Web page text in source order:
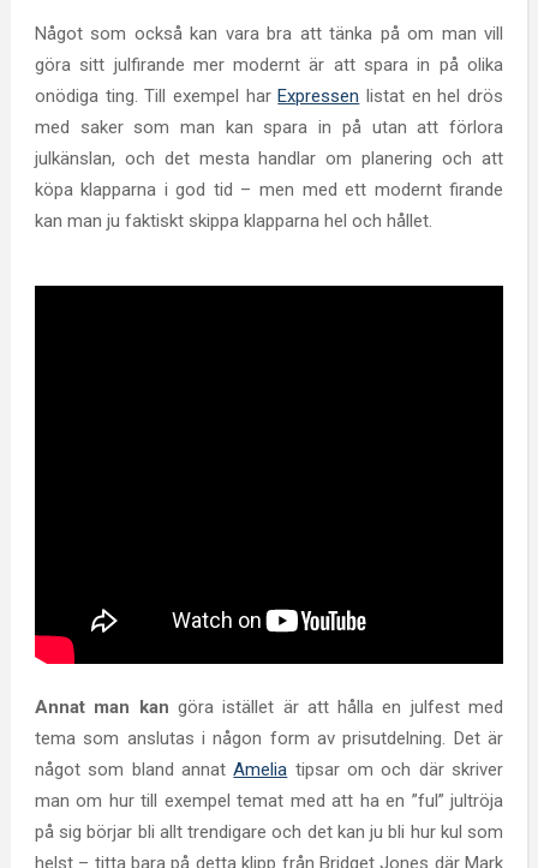
Något som också kan vara bra att tänka på om man vill
göra sitt julfirande mer modernt är att spara in på olika
onödiga ting. Till exempel harExpressen listat en hel drös
med saker som man kan spara in på utan att förlora
julkänslan, och det mesta handlar om planering och att
köpa klapparna i god tid – men med ett modernt firande
kan man ju faktiskt skippa klapparna hel och hållet.
Annat man kan göra istället är att hålla en julfest med
tema som anslutas i någon form av prisutdelning. Det är
något som bland annatAmelia tipsar om och där skriver
man om hur till exempel temat med att ha en ”ful” jultröja
på sig börjar bli allt trendigare och det kan ju bli hur kul som
helst – titta bara på detta klipp från Bridget Jones där Mark